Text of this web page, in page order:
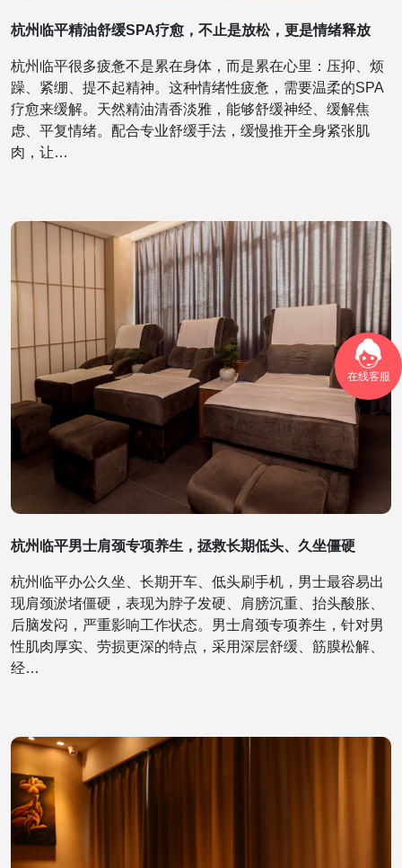
在线客服
杭州临平精油舒缓SPA疗愈，不止是放松，更是情绪释放
杭州临平很多疲惫不是累在身体，而是累在心里：压抑、烦
躁、紧绷、提不起精神。这种情绪性疲惫，需要温柔的SPA
疗愈来缓解。天然精油清香淡雅，能够舒缓神经、缓解焦
虑、平复情绪。配合专业舒缓手法，缓慢推开全身紧张肌
肉，让…
杭州临平男士肩颈专项养生，拯救长期低头、久坐僵硬
杭州临平办公久坐、长期开车、低头刷手机，男士最容易出
现肩颈淤堵僵硬，表现为脖子发硬、肩膀沉重、抬头酸胀、
后脑发闷，严重影响工作状态。男士肩颈专项养生，针对男
性肌肉厚实、劳损更深的特点，采用深层舒缓、筋膜松解、
经…